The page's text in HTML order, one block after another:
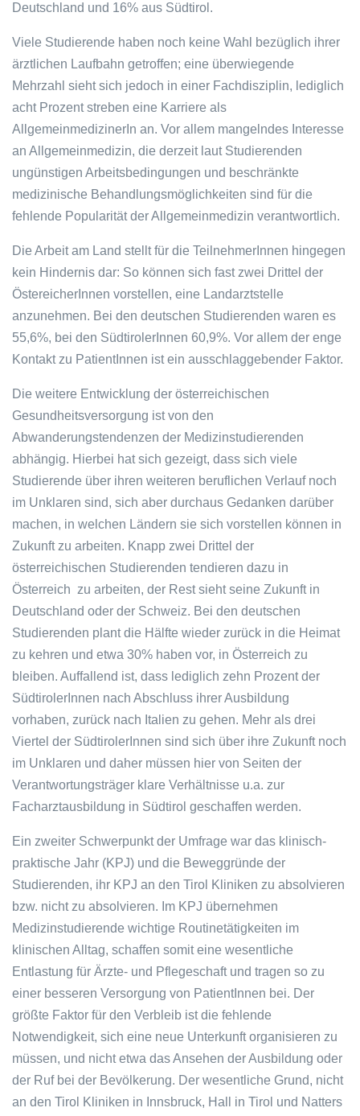
Deutschland und 16% aus Südtirol.
Viele Studierende haben noch keine Wahl bezüglich ihrer
ärztlichen Laufbahn getroffen; eine überwiegende
Mehrzahl sieht sich jedoch in einer Fachdisziplin, lediglich
acht Prozent streben eine Karriere als
AllgemeinmedizinerIn an. Vor allem mangelndes Interesse
an Allgemeinmedizin, die derzeit laut Studierenden
ungünstigen Arbeitsbedingungen und beschränkte
medizinische Behandlungsmöglichkeiten sind für die
fehlende Popularität der Allgemeinmedizin verantwortlich.
Die Arbeit am Land stellt für die TeilnehmerInnen hingegen
kein Hindernis dar: So können sich fast zwei Drittel der
ÖstereicherInnen vorstellen, eine Landarztstelle
anzunehmen. Bei den deutschen Studierenden waren es
55,6%, bei den SüdtirolerInnen 60,9%. Vor allem der enge
Kontakt zu PatientInnen ist ein ausschlaggebender Faktor.
Die weitere Entwicklung der österreichischen
Gesundheitsversorgung ist von den
Abwanderungstendenzen der Medizinstudierenden
abhängig. Hierbei hat sich gezeigt, dass sich viele
Studierende über ihren weiteren beruflichen Verlauf noch
im Unklaren sind, sich aber durchaus Gedanken darüber
machen, in welchen Ländern sie sich vorstellen können in
Zukunft zu arbeiten. Knapp zwei Drittel der
österreichischen Studierenden tendieren dazu in
Österreich zu arbeiten, der Rest sieht seine Zukunft in
Deutschland oder der Schweiz. Bei den deutschen
Studierenden plant die Hälfte wieder zurück in die Heimat
zu kehren und etwa 30% haben vor, in Österreich zu
bleiben. Auffallend ist, dass lediglich zehn Prozent der
SüdtirolerInnen nach Abschluss ihrer Ausbildung
vorhaben, zurück nach Italien zu gehen. Mehr als drei
Viertel der SüdtirolerInnen sind sich über ihre Zukunft noch
im Unklaren und daher müssen hier von Seiten der
Verantwortungsträger klare Verhältnisse u.a. zur
Facharztausbildung in Südtirol geschaffen werden.
Ein zweiter Schwerpunkt der Umfrage war das klinisch-
praktische Jahr (KPJ) und die Beweggründe der
Studierenden, ihr KPJ an den Tirol Kliniken zu absolvieren
bzw. nicht zu absolvieren. Im KPJ übernehmen
Medizinstudierende wichtige Routinetätigkeiten im
klinischen Alltag, schaffen somit eine wesentliche
Entlastung für Ärzte- und Pflegeschaft und tragen so zu
einer besseren Versorgung von PatientInnen bei. Der
größte Faktor für den Verbleib ist die fehlende
Notwendigkeit, sich eine neue Unterkunft organisieren zu
müssen, und nicht etwa das Ansehen der Ausbildung oder
der Ruf bei der Bevölkerung. Der wesentliche Grund, nicht
an den Tirol Kliniken in Innsbruck, Hall in Tirol und Natters